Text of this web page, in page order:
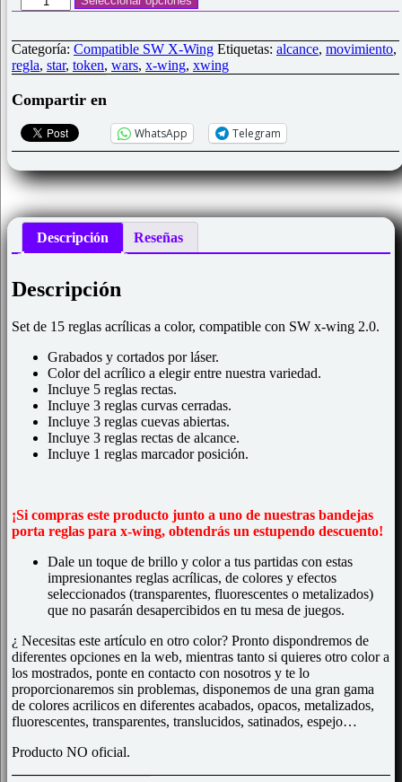
15
acrílicas
color
compatible
x-
wing
cantidad
Categoría: Compatible SW X-Wing Etiquetas: alcance, movimiento,
regla, star, token, wars, x-wing, xwing
Compartir en
WhatsApp Telegram
Descripción Reseñas
Descripción
Set de 15 reglas acrílicas a color, compatible con SW x-wing 2.0.
Grabados y cortados por láser.
Color del acrílico a elegir entre nuestra variedad.
Incluye 5 reglas rectas.
Incluye 3 reglas curvas cerradas.
Incluye 3 reglas cuevas abiertas.
Incluye 3 reglas rectas de alcance.
Incluye 1 reglas marcador posición.
¡Si compras este producto junto a uno de nuestras bandejas
porta reglas para x-wing, obtendrás un estupendo descuento!
Dale un toque de brillo y color a tus partidas con estas
impresionantes reglas acrílicas, de colores y efectos
seleccionados (transparentes, fluorescentes o metalizados)
que no pasarán desapercibidos en tu mesa de juegos.
¿ Necesitas este artículo en otro color? Pronto dispondremos de
diferentes opciones en la web, mientras tanto si quieres otro color a
los mostrados, ponte en contacto con nosotros y te lo
proporcionaremos sin problemas, disponemos de una gran gama
de colores acrilicos en diferentes acabados, opacos, metalizados,
fluorescentes, transparentes, translucidos, satinados, espejo…
Producto NO oficial.